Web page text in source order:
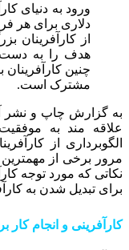
ورود به دنیای
دلاری برای هر
از کارآفرینان
چنین
مشترک است.
به گزارش چاپ و نشر
علاقه مند به موفقیت
الگوبرداری از
مرور برخی از
نکاتی که مورد توجه
برای تبدیل شدن به
کارآفرینی و انجام